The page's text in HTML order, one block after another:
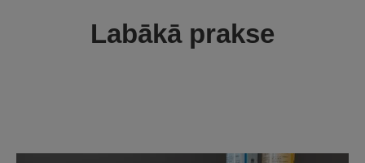
Labākā prakse